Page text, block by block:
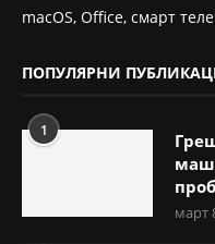
macOS, Office, смарт
ПОПУЛЯРНИ
1
март